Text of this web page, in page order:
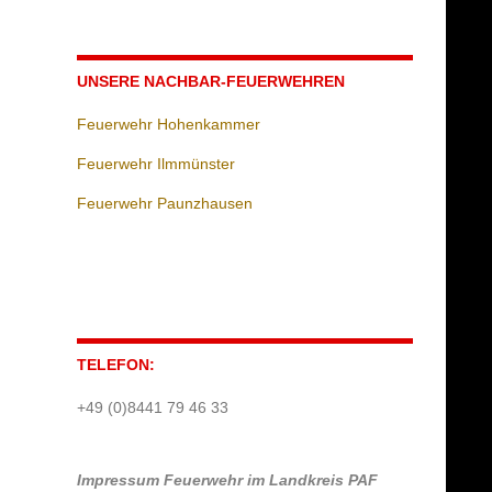
UNSERE NACHBAR-FEUERWEHREN
Feuerwehr Hohenkammer
Feuerwehr Ilmmünster
Feuerwehr Paunzhausen
TELEFON:
+49 (0)8441 79 46 33
Impressum Feuerwehr im Landkreis PAF